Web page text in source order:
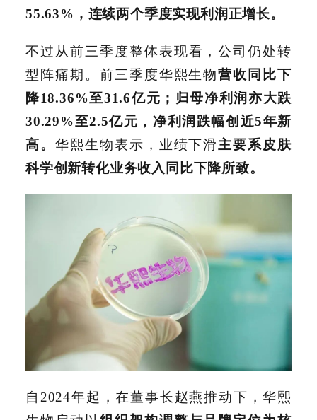
55.63% ，连续两个季度实现利润正增长。
不过从前三季度整体表现看，公司仍处转
型阵痛期。前三季度华熙生物营收 同比下
降18.36%至31.6亿元；归母净利润亦大跌
30.29%至2.5亿元，净利润跌幅创近5年新
高。 华熙生物表示，业绩下滑主要系皮肤
科学创新转化业务收入同比下降所致。
自2024年起，在董事长赵燕推动下，华熙